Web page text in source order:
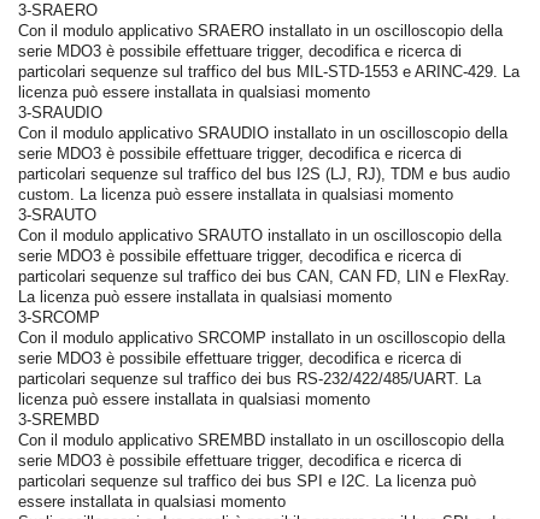
3-SRAERO
Con il modulo applicativo SRAERO installato in un oscilloscopio della
serie MDO3 è possibile effettuare trigger, decodifica e ricerca di
particolari sequenze sul traffico del bus MIL-STD-1553 e ARINC-429. La
licenza può essere installata in qualsiasi momento
3-SRAUDIO
Con il modulo applicativo SRAUDIO installato in un oscilloscopio della
serie MDO3 è possibile effettuare trigger, decodifica e ricerca di
particolari sequenze sul traffico del bus I2S (LJ, RJ), TDM e bus audio
custom. La licenza può essere installata in qualsiasi momento
3-SRAUTO
Con il modulo applicativo SRAUTO installato in un oscilloscopio della
serie MDO3 è possibile effettuare trigger, decodifica e ricerca di
particolari sequenze sul traffico dei bus CAN, CAN FD, LIN e FlexRay.
La licenza può essere installata in qualsiasi momento
3-SRCOMP
Con il modulo applicativo SRCOMP installato in un oscilloscopio della
serie MDO3 è possibile effettuare trigger, decodifica e ricerca di
particolari sequenze sul traffico dei bus RS-232/422/485/UART. La
licenza può essere installata in qualsiasi momento
3-SREMBD
Con il modulo applicativo SREMBD installato in un oscilloscopio della
serie MDO3 è possibile effettuare trigger, decodifica e ricerca di
particolari sequenze sul traffico dei bus SPI e I2C. La licenza può
essere installata in qualsiasi momento